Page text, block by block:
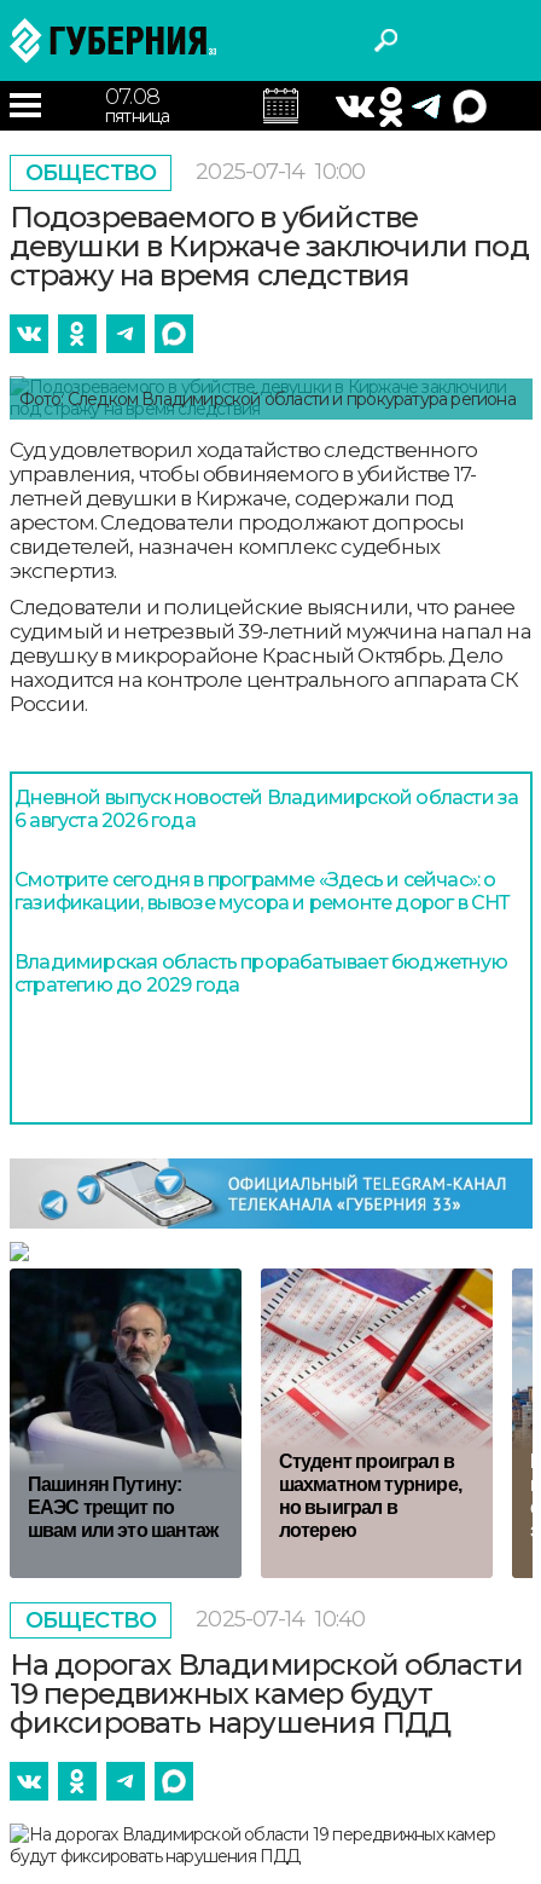
07.08
пятница
ОБЩЕСТВО 2025-07-14 10:00
Подозреваемого в убийстве
девушки в Киржаче заключили под
стражу на время следствия
Фото: Следком Владимирской области и прокуратура региона
Суд удовлетворил ходатайство следственного
управления, чтобы обвиняемого в убийстве 17-
летней девушки в Киржаче, содержали под
арестом. Следователи продолжают допросы
свидетелей, назначен комплекс судебных
экспертиз.
Следователи и полицейские выяснили, что ранее
судимый и нетрезвый 39-летний мужчина напал на
девушку в микрорайоне Красный Октябрь. Дело
находится на контроле центрального аппарата СК
России.
Дневной выпуск новостей Владимирской области за
6 августа 2026 года
Смотрите сегодня в программе «Здесь и сейчас»: о
газификации, вывозе мусора и ремонте дорог в СНТ
Владимирская область прорабатывает бюджетную
стратегию до 2029 года
Пашинян Путину:
ЕАЭС трещит по
швам или это шантаж
Студент проиграл в
шахматном турнире,
но выиграл в
лотерею
ОБЩЕСТВО 2025-07-14 10:40
На дорогах Владимирской области
19 передвижных камер будут
фиксировать нарушения ПДД